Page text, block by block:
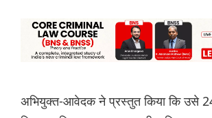
अभियुक्त-आवेदक ने प्रस्तुत किया कि उसे